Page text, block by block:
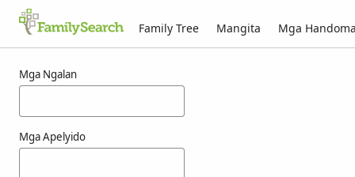
Family Tree Mangita Mga
Mga Ngalan
Mga Apelyido